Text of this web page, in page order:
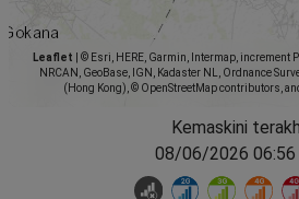
Leaflet
© Esri, HERE, Garmin, Intermap, increment P
NRCAN, GeoBase, IGN, Kadaster NL, Ordnance
(Hong Kong), © OpenStreetMap contributors,
Kemaskini
08/06/2026 06:56